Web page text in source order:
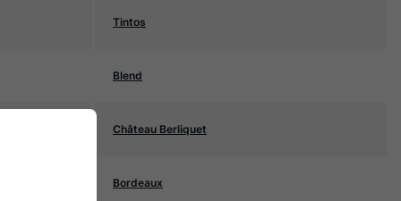
Tintos
Blend
Château Berliquet
Bordeaux